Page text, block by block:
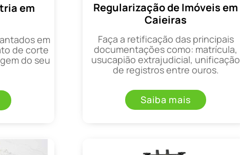
em
em
de corte
do seu
Regularização de Imóveis em
Caieiras
Faça a retificação das principais
documentações como: matrícula,
usucapião extrajudicial, unificação
de registros entre ouros.
Saiba mais